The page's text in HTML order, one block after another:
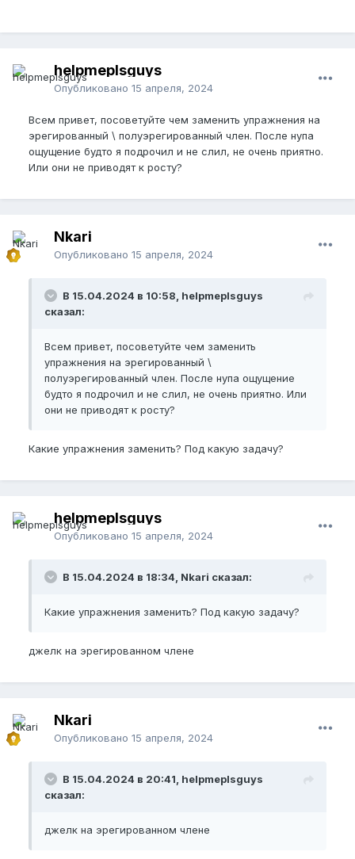
helpmeplsguys
Опубликовано 15 апреля, 2024
Всем привет, посоветуйте чем заменить упражнения на
эрегированный \ полуэрегированный член. После нупа
ощущение будто я подрочил и не слил, не очень приятно.
Или они не приводят к росту?
Nkari
Опубликовано 15 апреля, 2024
В 15.04.2024 в 10:58, helpmeplsguys
сказал:
Всем привет, посоветуйте чем заменить
упражнения на эрегированный \
полуэрегированный член. После нупа ощущение
будто я подрочил и не слил, не очень приятно. Или
они не приводят к росту?
Какие упражнения заменить? Под какую задачу?
helpmeplsguys
Опубликовано 15 апреля, 2024
В 15.04.2024 в 18:34, Nkari сказал:
Какие упражнения заменить? Под какую задачу?
джелк на эрегированном члене
Nkari
Опубликовано 15 апреля, 2024
В 15.04.2024 в 20:41, helpmeplsguys
сказал:
джелк на эрегированном члене